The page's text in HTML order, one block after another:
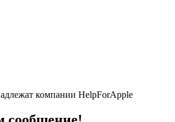
компании HelpForApple